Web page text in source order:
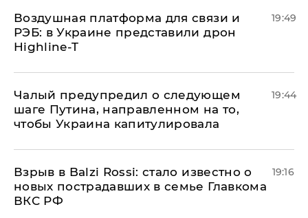
Воздушная платформа для связи и
РЭБ: в Украине представили дрон
Highline-T
19:49
Чалый предупредил о следующем
шаге Путина, направленном на то,
чтобы Украина капитулировала
19:44
Взрыв в Balzi Rossi: стало известно о
новых пострадавших в семье Главкома
ВКС РФ
19:16